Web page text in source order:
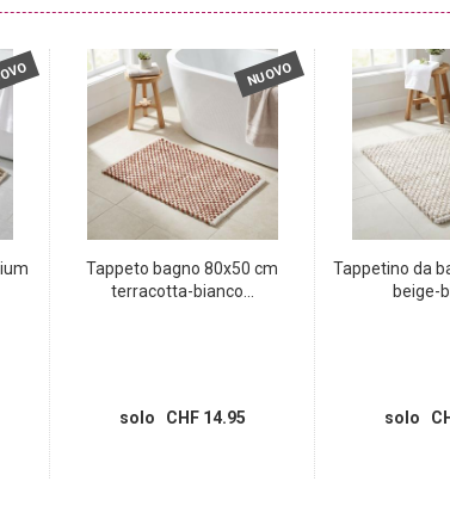
NUOVO
Tappeto bagno 80x50 cm
terracotta-bianco...
solo CHF 14.95
Tappetino da
beige-
solo